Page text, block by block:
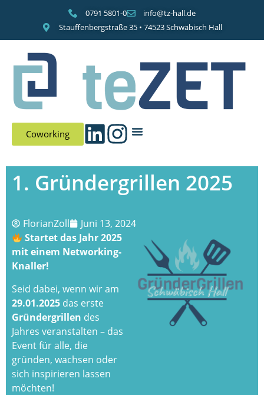
0791 5801-0
info@tz-hall.de
Stauffenbergstraße 35 • 74523 Schwäbisch Hall
Coworking
1. Gründergrillen 2025
FlorianZoll
Juni 13, 2024
Startet das Jahr 2025
mit einem Networking-
Knaller!
Seid dabei, wenn wir am
29.01.2025 das erste
Gründergrillen des
Jahres veranstalten – das
Event für alle, die
gründen, wachsen oder
sich inspirieren lassen
möchten!